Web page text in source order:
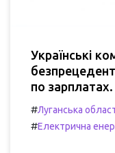
Українські
по зарплатах.
#Луганська
#Електрична